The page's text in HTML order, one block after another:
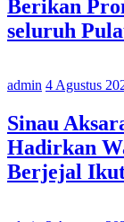
Berikan
seluruh
admin 4 Agustus
Sinau
Hadirkan
Berjejal